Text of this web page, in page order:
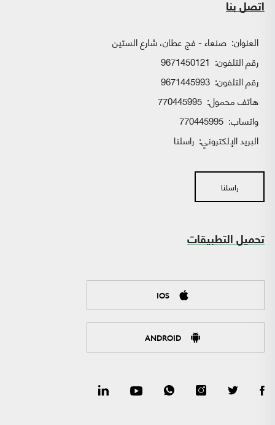
اتصل بنا
العنوان: صنعاء - فج عطان، شارع الستين
رقم التلفون: 9671450121
رقم التلفون: 9671445993
هاتف محمول: 770445995
واتساب:
البريد الإلكتروني: راسلنا
راسلنا
تحميل التطبيقات
IOS
ANDROID